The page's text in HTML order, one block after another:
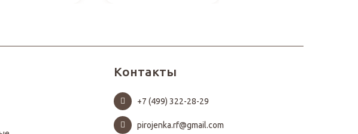
Контакты
+7 (499) 322-28-29
pirojenka.rf@gmail.com